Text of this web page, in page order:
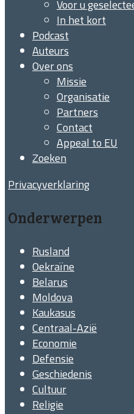
Voor u
In het kort
Podcast
Auteurs
Over ons
Missie
Organisatie
Partners
Contact
Appeal to EU
Zoeken
Privacyverklaring
Onderwerpen
Rusland
Oekraïne
Belarus
Moldova
Kaukasus
Centraal-Azië
Economie
Defensie
Geschiedenis
Cultuur
Religie